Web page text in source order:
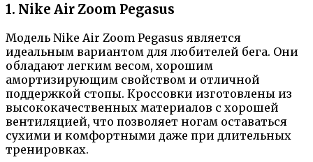
1. Nike Air Zoom Pegasus
Модель Nike Air Zoom Pegasus является
идеальным вариантом для любителей бега. Они
обладают легким весом, хорошим
амортизирующим свойством и отличной
поддержкой стопы. Кроссовки изготовлены из
высококачественных материалов с хорошей
вентиляцией, что позволяет ногам оставаться
сухими и комфортными даже при длительных
тренировках.